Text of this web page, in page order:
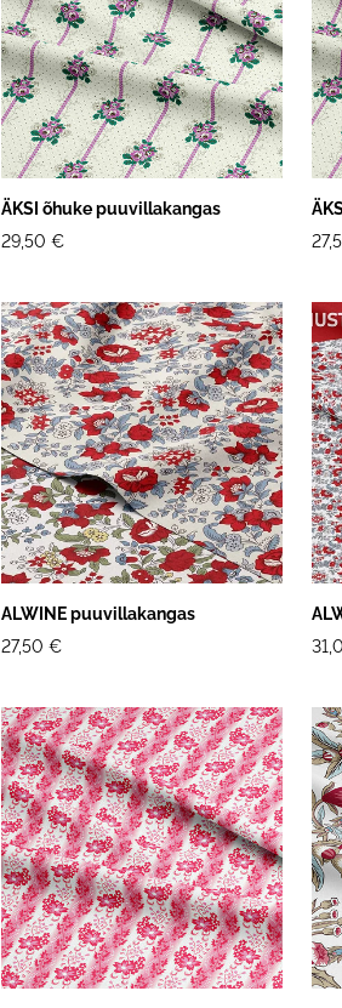
ÄKSI õhuke puuvillakangas
29,50 €
ALWINE puuvillakangas
27,50 €